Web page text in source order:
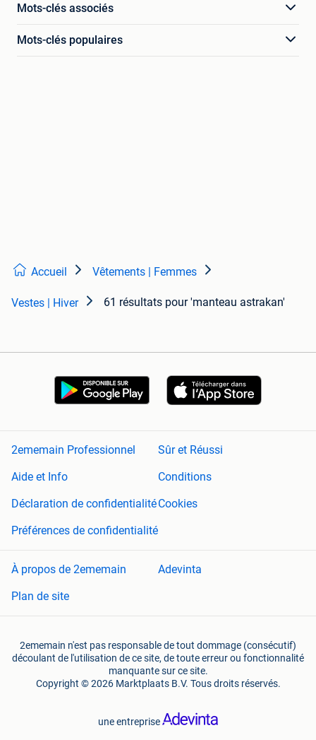
Mots-clés associés
Mots-clés populaires
Accueil Vêtements | Femmes
Vestes | Hiver 61 résultats pour 'manteau astrakan'
2ememain Professionnel
Sûr et Réussi
Aide et Info
Conditions
Déclaration de confidentialitéCookies
Préférences de confidentialité
À propos de 2ememain
Adevinta
Plan de site
2ememain n'est pas responsable de tout dommage (consécutif)
découlant de l'utilisation de ce site, de toute erreur ou fonctionnalité
manquante sur ce site.
Copyright © 2026 Marktplaats B.V. Tous droits réservés.
une entreprise